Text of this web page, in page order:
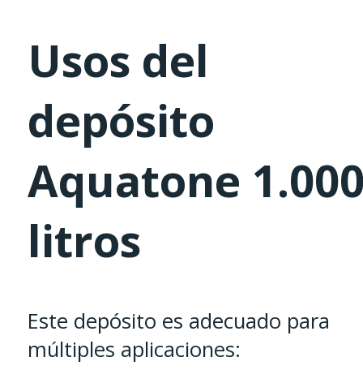
Usos del
depósito
Aquatone
litros
Este depósito es adecuado para
múltiples aplicaciones: